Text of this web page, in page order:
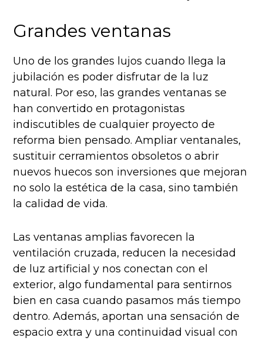
Grandes ventanas
Uno de los grandes lujos cuando llega la
jubilación es poder disfrutar de la luz
natural. Por eso, las grandes ventanas se
han convertido en protagonistas
indiscutibles de cualquier proyecto de
reforma bien pensado. Ampliar ventanales,
sustituir cerramientos obsoletos o abrir
nuevos huecos son inversiones que mejoran
no solo la estética de la casa, sino también
la calidad de vida.
Las ventanas amplias favorecen la
ventilación cruzada, reducen la necesidad
de luz artificial y nos conectan con el
exterior, algo fundamental para sentirnos
bien en casa cuando pasamos más tiempo
dentro. Además, aportan una sensación de
espacio extra y una continuidad visual con